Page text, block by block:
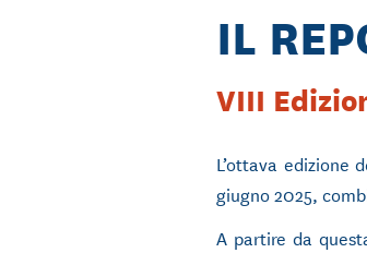
IL
VIII
L’ottava edizione
giugno 2025,
A partire da